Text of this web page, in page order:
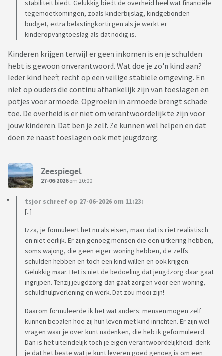
stabiliteit biedt. Gelukkig biedt de overheid heel wat financiële
tegemoetkomingen, zoals kinderbijslag, kindgebonden
budget, extra belastingkortingen als je werkt en
kinderopvangtoeslag als dat nodig is.
Kinderen krijgen terwijl er geen inkomen is en je schulden
hebt is gewoon onverantwoord. Wat doe je zo'n kind aan?
Ieder kind heeft recht op een veilige stabiele omgeving. En
niet op ouders die continu afhankelijk zijn van toeslagen en
potjes voor armoede. Opgroeien in armoede brengt schade
toe. De overheid is er niet om verantwoordelijk te zijn voor
jouw kinderen. Dat ben je zelf. Ze kunnen wel helpen en dat
doen ze naast toeslagen ook met jeugdzorg.
Zeespiegel
27-06-2026om 20:00
tsjor schreef op 27-06-2026 om 11:23:
[..]
Izza, je formuleert het nu als eisen, maar dat is niet realistisch
en niet eerlijk. Er zijn genoeg mensen die een uitkering hebben,
soms wajong, die geen eigen woning hebben, die zelfs
schulden hebben en toch een kind willen en ook krijgen.
Gelukkig maar. Het is niet de bedoeling dat jeugdzorg daar gaat
ingrijpen. Tenzij jeugdzorg dan gaat zorgen voor een woning,
schuldhulpverlening en werk. Dat zou mooi zijn!
Daarom formuleerde ik het wat anders: mensen mogen zelf
kunnen bepalen hoe zij hun leven met kind inrichten. Er zijn wel
vragen waar je over kunt nadenken, die heb ik geformuleerd.
Dan is het uiteindelijk toch je eigen verantwoordelijkheid: denk
je dat het beste wat je kunt leveren goed genoeg is om een